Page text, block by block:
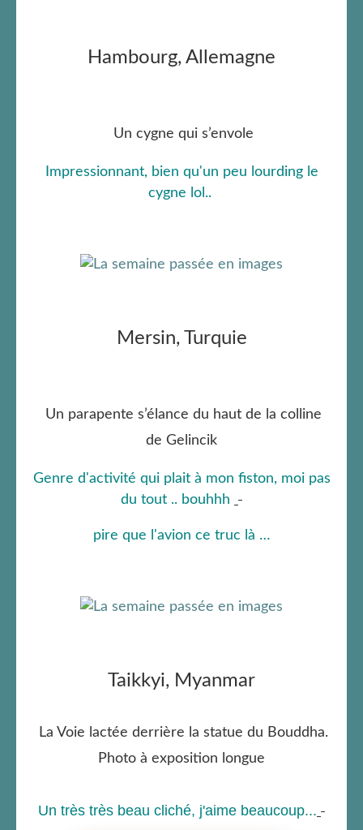
Hambourg, Allemagne
Un cygne qui s’envole
Impressionnant, bien qu'un peu lourding le
cygne lol..
Mersin, Turquie
Un parapente s’élance du haut de la colline
de Gelincik
Genre d'activité qui plait à mon fiston, moi pas
du tout .. bouhhh
pire que l'avion ce truc là …
Taikkyi, Myanmar
La Voie lactée derrière la statue du Bouddha.
Photo à exposition longue
Un très très beau cliché, j'aime beaucoup...